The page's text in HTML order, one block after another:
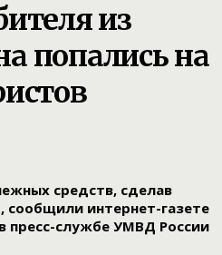
из
попались на
средств, сделав
сообщили интернет-газете
в пресс-службе УМВД России